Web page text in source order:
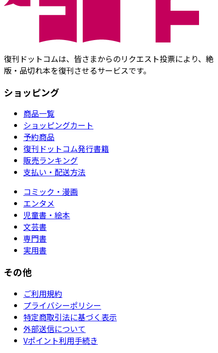
復刊ドットコムは、皆さまからのリクエスト投票により、絶
版・品切れ本を復刊させるサービスです。
ショッピング
商品一覧
ショッピングカート
予約商品
復刊ドットコム発行書籍
販売ランキング
支払い・配送方法
コミック・漫画
エンタメ
児童書・絵本
文芸書
専門書
実用書
その他
ご利用規約
プライバシーポリシー
特定商取引法に基づく表示
外部送信について
Vポイント利用手続き